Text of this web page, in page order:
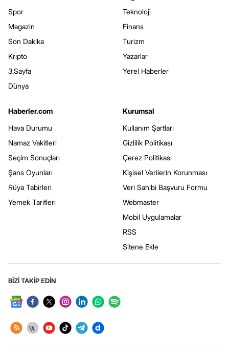
Spor
Magazin
Son Dakika
Kripto
3.Sayfa
Dünya
Teknoloji
Finans
Turizm
Yazarlar
Yerel Haberler
Haberler.com
Hava Durumu
Namaz Vakitleri
Seçim Sonuçları
Şans Oyunları
Rüya Tabirleri
Yemek Tarifleri
Kurumsal
Kullanım Şartları
Gizlilik Politikası
Çerez Politikası
Kişisel Verilerin Korunması
Veri Sahibi Başvuru Formu
Webmaster
Mobil Uygulamalar
RSS
Sitene Ekle
BİZİ TAKİP EDİN